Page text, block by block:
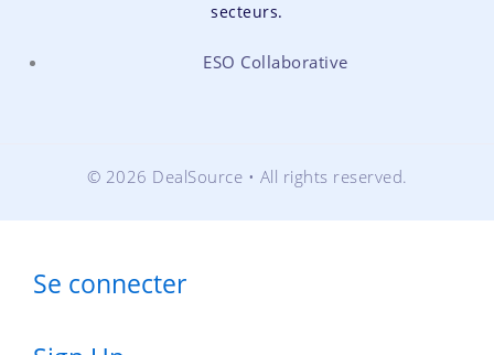
secteurs.
ESO Collaborative
© 2026 DealSource • All rights reserved.
Se connecter